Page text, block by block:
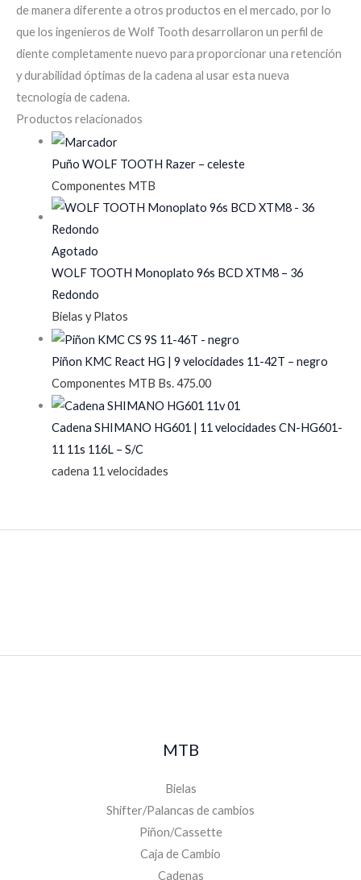
de manera diferente a otros productos en el mercado, por lo
que los ingenieros de Wolf Tooth desarrollaron un perfil de
diente completamente nuevo para proporcionar una retención
y durabilidad óptimas de la cadena al usar esta nueva
tecnología de cadena.
Productos relacionados
Puño WOLF TOOTH Razer – celeste
Componentes MTB
Agotado
WOLF TOOTH Monoplato 96s BCD XTM8 – 36
Redondo
Bielas y Platos
Piñon KMC React HG | 9 velocidades 11-42T – negro
Componentes MTB Bs.475.00
Cadena SHIMANO HG601 | 11 velocidades CN-HG601-
11 11s 116L – S/C
cadena 11 velocidades
MTB
Bielas
Shifter/Palancas de cambios
Piñon/Cassette
Caja de Cambio
Cadenas